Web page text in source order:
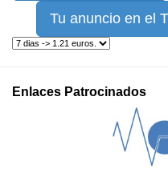
Tu anuncio en el
Enlaces Patrocinados